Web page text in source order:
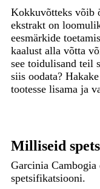
Kokkuvõtteks võib
ekstrakt on
eesmärkide
kaalust alla võtta
see toidulisand teil
siis oodata?
tootesse lisama ja
Milliseid
Garcinia
spetsifikatsiooni.